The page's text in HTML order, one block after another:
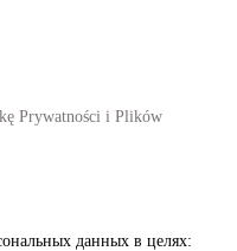
Prywatności i Plików
данных в целях: